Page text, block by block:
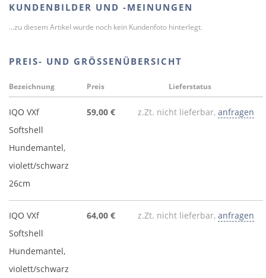
KUNDENBILDER UND -MEINUNGEN
...zu diesem Artikel wurde noch kein Kundenfoto hinterlegt.
PREIS- UND GRÖSSENÜBERSICHT
Bezeichnung Preis Lieferstatus
IQO VXf
Softshell
Hundemantel,
violett/schwarz
26cm
59,00 € z.Zt. nicht lieferbar, anfragen
IQO VXf
Softshell
Hundemantel,
violett/schwarz
64,00 € z.Zt. nicht lieferbar, anfragen